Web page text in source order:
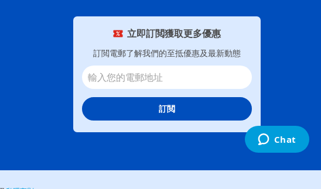
立即訂閲獲取更多優惠
訂閲電郵了解我們的至抵優惠及最新動態
訂閲